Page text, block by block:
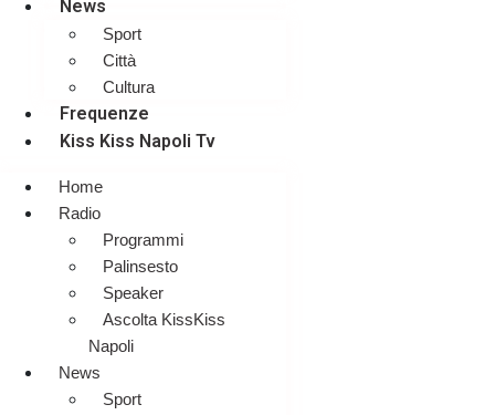
News
Sport
Città
Cultura
Frequenze
Kiss Kiss Napoli Tv
Home
Radio
Programmi
Palinsesto
Speaker
Ascolta KissKiss
Napoli
News
Sport